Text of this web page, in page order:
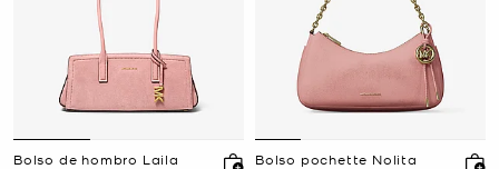
Bolso de hombro Laila
Bolso pochette Nolita